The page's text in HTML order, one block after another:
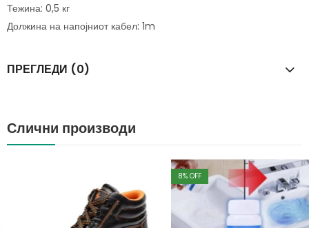
Тежина: 0,5 кг
Должина на напојниот кабел: 1m
ПРЕГЛЕДИ (0)
Слични производи
% OFF